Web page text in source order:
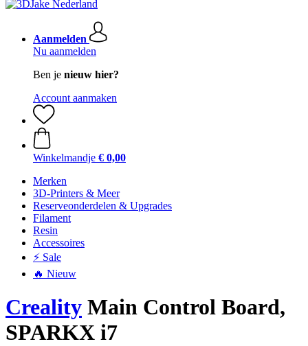
Aanmelden
Nu aanmelden
Ben je nieuw hier?
Account aanmaken
Winkelmandje € 0,00
Merken
3D-Printers & Meer
Reserveonderdelen & Upgrades
Filament
Resin
Accessoires
⚡ Sale
🔥 Nieuw
Creality Main Control Board,
SPARKX i7